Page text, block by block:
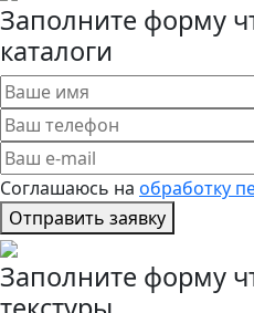
Заполните форму
каталоги
Соглашаюсь на обработку
Отправить заявку
Заполните форму